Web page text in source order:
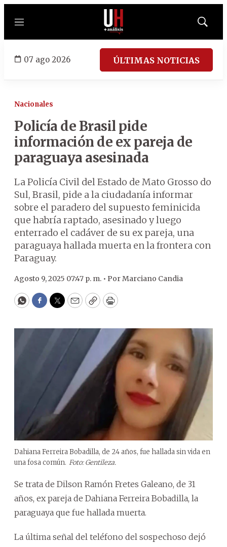
Menú
Mostrar
07 ago 2026 ÚLTIMAS NOTICIAS
Nacionales
Policía de Brasil pide
información de ex pareja de
paraguaya asesinada
La Policía Civil del Estado de Mato Grosso do
Sul, Brasil, pide a la ciudadanía informar
sobre el paradero del supuesto feminicida
que habría raptado, asesinado y luego
enterrado el cadáver de su ex pareja, una
paraguaya hallada muerta en la frontera con
Paraguay.
Agosto 9, 2025 07:47 p. m. • PorMarciano Candia
WhatsApp
Facebook
Twitter
EmailCopyPrint
Dahiana Ferreira Bobadilla, de 24 años, fue hallada sin vida en
una fosa común. Foto: Gentileza.
Se trata de Dilson Ramón Fretes Galeano, de 31
años, ex pareja de Dahiana Ferreira Bobadilla, la
paraguaya que fue hallada muerta.
La última señal del teléfono del sospechoso dejó